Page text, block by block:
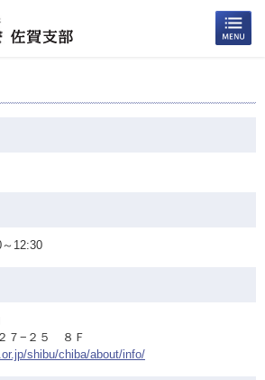
12:30
７−２５ ８Ｆ
shibu/chiba/about/info/